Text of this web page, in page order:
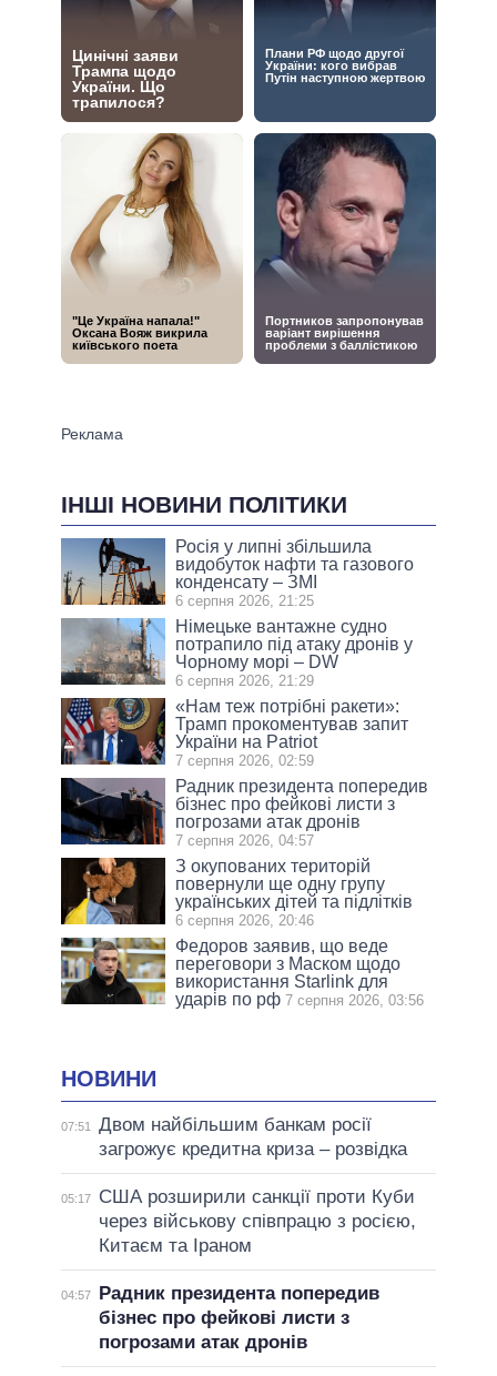
ІНШІ НОВИНИ ПОЛІТИКИ
Росія у липні збільшила
видобуток нафти та газового
конденсату – ЗМІ
6 серпня 2026, 21:25
Німецьке вантажне судно
потрапило під атаку дронів у
Чорному морі – DW
6 серпня 2026, 21:29
«Нам теж потрібні ракети»:
Трамп прокоментував запит
України на Patriot
7 серпня 2026, 02:59
Радник президента попередив
бізнес про фейкові листи з
погрозами атак дронів
7 серпня 2026, 04:57
З окупованих територій
повернули ще одну групу
українських дітей та підлітків
6 серпня 2026, 20:46
Федоров заявив, що веде
переговори з Маском щодо
використання Starlink для
ударів по рф 7 серпня 2026, 03:56
НОВИНИ
07:51
Двом найбільшим банкам росії
загрожує кредитна криза – розвідка
05:17
США розширили санкції проти Куби
через військову співпрацю з росією,
Китаєм та Іраном
04:57
Радник президента попередив
бізнес про фейкові листи з
погрозами атак дронів